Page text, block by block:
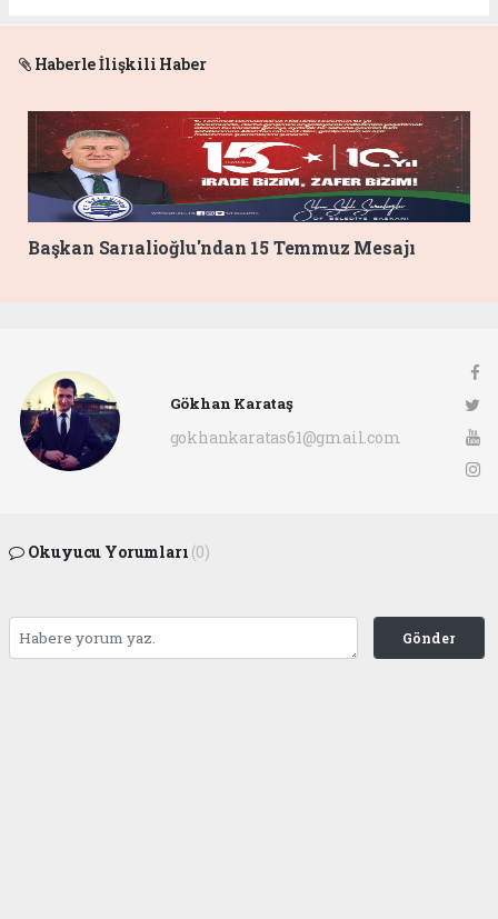
Haberle İlişkili Haber
Başkan Sarıalioğlu'ndan 15 Temmuz Mesajı
Gökhan Karataş
gokhankaratas61@gmail.com
Okuyucu Yorumları (0)
Gönder